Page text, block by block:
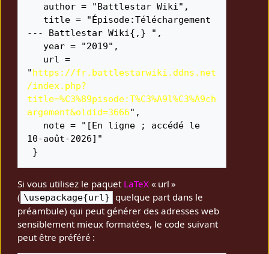
--- Battlestar Wiki{,} ",
"https://fr.battlestarwiki.ddns.net
/index.php?
title=%C3%89pisode:T%C3%A9l%C3%A9ch
argement&oldid=3666",
10-août-2026]"
Si vous utilisez le paquet LaTeX « url »
( \usepackage{url} quelque part dans le
préambule) qui peut générer des adresses web
sensiblement mieux formatées, le code suivant
peut être préféré :